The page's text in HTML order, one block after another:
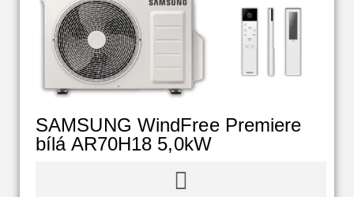
SAMSUNG WindFree Premiere
bílá AR70H18 5,0kW